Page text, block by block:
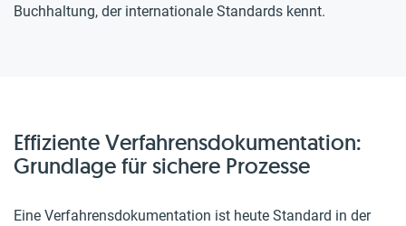
Buchhaltung, der internationale Standards kennt.
Effiziente Verfahrensdokumentation:
Grundlage für sichere Prozesse
Eine Verfahrensdokumentation ist heute Standard in der